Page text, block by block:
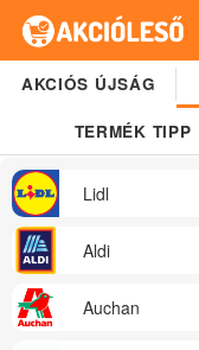
AKCIÓS ÚJSÁG
TERMÉK TIPP
Lidl
Aldi
Auchan